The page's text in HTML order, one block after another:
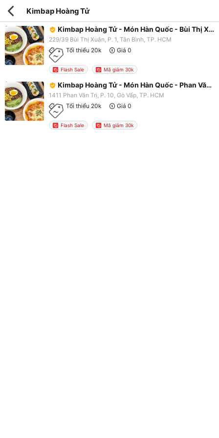
Kimbap Hoàng Tử
Kimbap Hoàng Tử - Món Hàn Quốc - Bùi Thị Xuân
229/39 Bùi Thị Xuân, P. 1, Tân Bình, TP. HCM
Tối thiểu 20k
Giá 0
Flash Sale Mã giảm 30k
Kimbap Hoàng Tử - Món Hàn Quốc - Phan Văn Trị
1411 Phan Văn Trị, P. 10, Gò Vấp, TP. HCM
Tối thiểu 20k
Giá 0
Flash Sale Mã giảm 30k